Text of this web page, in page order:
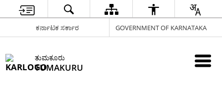
ಕರ್ನಾಟಕ ಸರ್ಕಾರ GOVERNMENT OF KARNATAKA
ತುಮಕೂರು
TUMAKURU